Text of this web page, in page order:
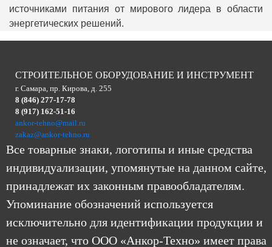
источниками питания от мирового лидера в области
энергетических решений.
СТРОИТЕЛЬНОЕ ОБОРУДОВАНИЕ И ИНСТРУМЕНТ
г. Самара, пр. Кирова, д. 255
8 (846) 277-17-78
8 (917) 162-51-16
ankor-tehno@mail.ru
zakaz@ankor-tehno.ru
Все товарные знаки, логотипы и иные средства
индивидуализации, упомянутые на данном сайте,
принадлежат их законным правообладателям.
Упоминание обозначений используется
исключительно для идентификации продукции и
не означает, что ООО «Анкор-Техно» имеет права